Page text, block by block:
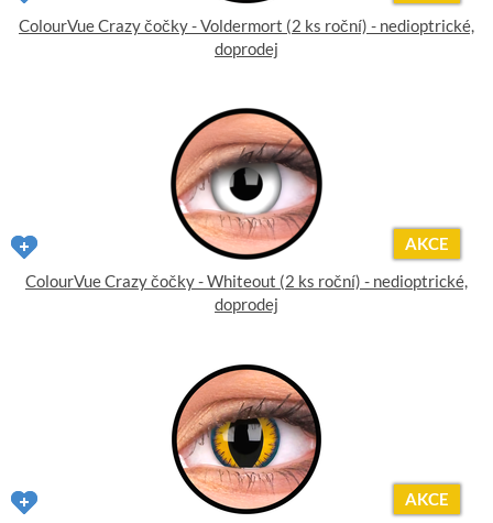
ColourVue Crazy čočky - Voldermort (2 ks roční) - nedioptrické,
doprodej
AKCE
ColourVue Crazy čočky - Whiteout (2 ks roční) - nedioptrické,
doprodej
AKCE